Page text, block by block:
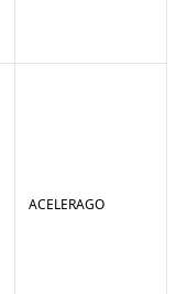
ACELERAGO